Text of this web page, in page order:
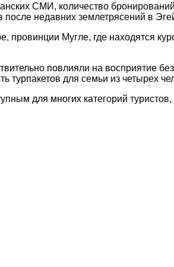
СМИ, количество
после недавних землетрясений в
провинции Мугле, где находятся
повлияли на восприятие
турпакетов для семьи из четырех
для многих категорий